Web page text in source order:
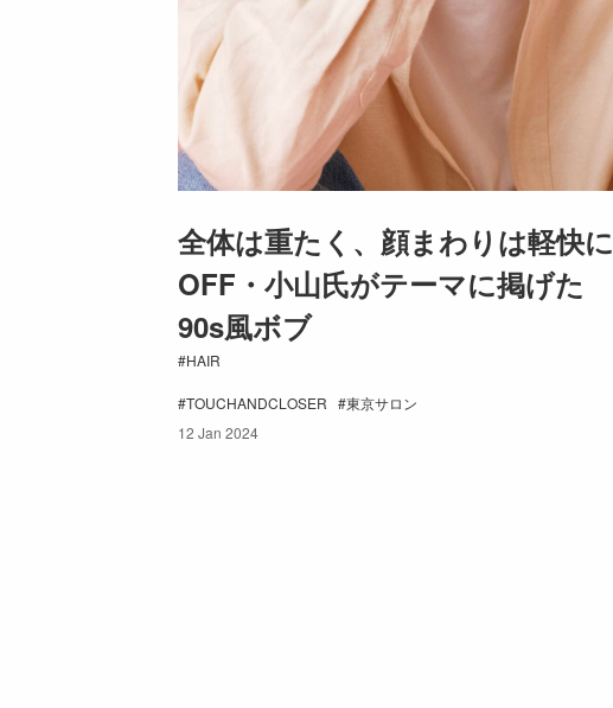
全体は重たく、顔まわりは軽快に
OFF・小山氏がテーマに掲げた
90s風ボブ
HAIR
TOUCHANDCLOSER
東京サロン
12 Jan 2024